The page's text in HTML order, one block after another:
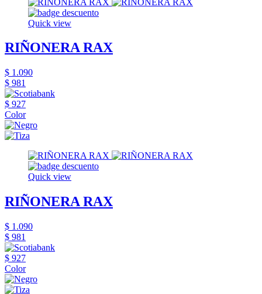
Quick view
RIÑONERA RAX
$ 1.090
$ 981
$ 927
Color
Quick view
RIÑONERA RAX
$ 1.090
$ 981
$ 927
Color